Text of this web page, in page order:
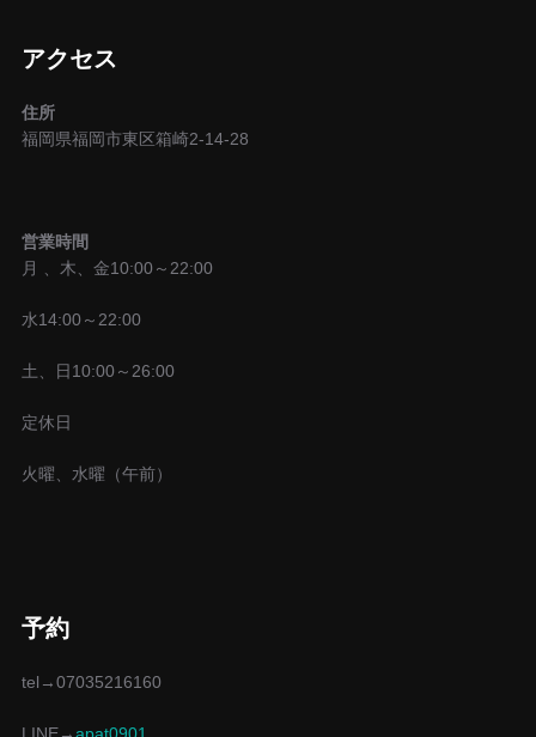
シ
ョ
アクセス
住所
福岡県福岡市東区箱崎2-14-28
営業時間
月 、木、金10:00～22:00
水14:00～22:00
土、日10:00～26:00
定休日
火曜、水曜（午前）
予約
tel→07035216160
LINE→apat0901